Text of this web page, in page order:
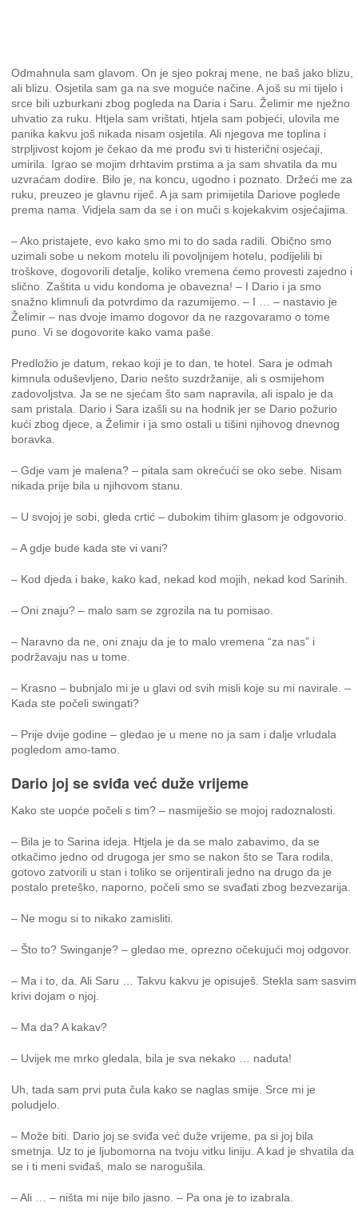
Odmahnula sam glavom. On je sjeo pokraj mene, ne baš jako blizu,
ali blizu. Osjetila sam ga na sve moguće načine. A još su mi tijelo i
srce bili uzburkani zbog pogleda na Daria i Saru. Želimir me nježno
uhvatio za ruku. Htjela sam vrištati, htjela sam pobjeći, ulovila me
panika kakvu još nikada nisam osjetila. Ali njegova me toplina i
strpljivost kojom je čekao da me prođu svi ti histerični osjećaji,
umirila. Igrao se mojim drhtavim prstima a ja sam shvatila da mu
uzvraćam dodire. Bilo je, na koncu, ugodno i poznato. Držeći me za
ruku, preuzeo je glavnu riječ. A ja sam primijetila Dariove poglede
prema nama. Vidjela sam da se i on muči s kojekakvim osjećajima.
– Ako pristajete, evo kako smo mi to do sada radili. Obično smo
uzimali sobe u nekom motelu ili povoljnijem hotelu, podijelili bi
troškove, dogovorili detalje, koliko vremena ćemo provesti zajedno i
slično. Zaštita u vidu kondoma je obavezna! – I Dario i ja smo
snažno klimnuli da potvrdimo da razumijemo. – I … – nastavio je
Želimir – nas dvoje imamo dogovor da ne razgovaramo o tome
puno. Vi se dogovorite kako vama paše.
Predložio je datum, rekao koji je to dan, te hotel. Sara je odmah
kimnula oduševljeno, Dario nešto suzdržanije, ali s osmijehom
zadovoljstva. Ja se ne sjećam što sam napravila, ali ispalo je da
sam pristala. Dario i Sara izašli su na hodnik jer se Dario požurio
kući zbog djece, a Želimir i ja smo ostali u tišini njihovog dnevnog
boravka.
– Gdje vam je malena? – pitala sam okrećući se oko sebe. Nisam
nikada prije bila u njihovom stanu.
– U svojoj je sobi, gleda crtić – dubokim tihim glasom je odgovorio.
– A gdje bude kada ste vi vani?
– Kod djeda i bake, kako kad, nekad kod mojih, nekad kod Sarinih.
– Oni znaju? – malo sam se zgrozila na tu pomisao.
– Naravno da ne, oni znaju da je to malo vremena “za nas” i
podržavaju nas u tome.
– Krasno – bubnjalo mi je u glavi od svih misli koje su mi navirale. –
Kada ste počeli swingati?
– Prije dvije godine – gledao je u mene no ja sam i dalje vrludala
pogledom amo-tamo.
Dario joj se sviđa već duže vrijeme
Kako ste uopće počeli s tim? – nasmiješio se mojoj radoznalosti.
– Bila je to Sarina ideja. Htjela je da se malo zabavimo, da se
otkačimo jedno od drugoga jer smo se nakon što se Tara rodila,
gotovo zatvorili u stan i toliko se orijentirali jedno na drugo da je
postalo preteško, naporno, počeli smo se svađati zbog bezvezarija.
– Ne mogu si to nikako zamisliti.
– Što to? Swinganje? – gledao me, oprezno očekujući moj odgovor.
– Ma i to, da. Ali Saru … Takvu kakvu je opisuješ. Stekla sam sasvim
krivi dojam o njoj.
– Ma da? A kakav?
– Uvijek me mrko gledala, bila je sva nekako … naduta!
Uh, tada sam prvi puta čula kako se naglas smije. Srce mi je
poludjelo.
– Može biti. Dario joj se sviđa već duže vrijeme, pa si joj bila
smetnja. Uz to je ljubomorna na tvoju vitku liniju. A kad je shvatila da
se i ti meni sviđaš, malo se narogušila.
– Ali … – ništa mi nije bilo jasno. – Pa ona je to izabrala.